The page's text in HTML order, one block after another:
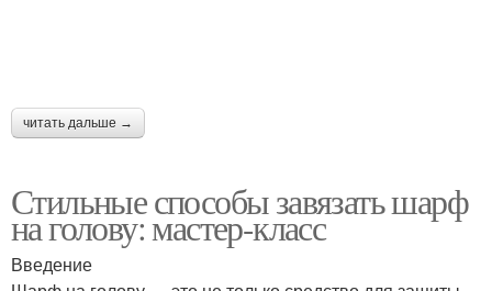
читать дальше →
Стильные способы завязать шарф
на голову: мастер-класс
Введение